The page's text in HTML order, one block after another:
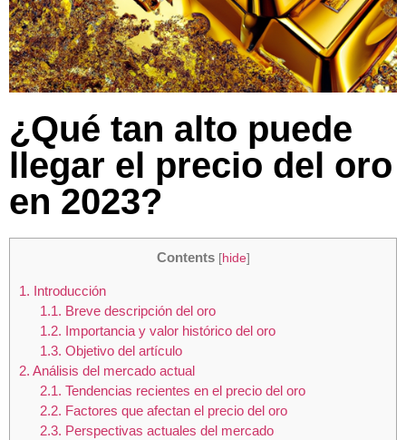
¿Qué tan alto puede
llegar el precio del oro
en 2023?
Contents [hide]
1. Introducción
1.1. Breve descripción del oro
1.2. Importancia y valor histórico del oro
1.3. Objetivo del artículo
2. Análisis del mercado actual
2.1. Tendencias recientes en el precio del oro
2.2. Factores que afectan el precio del oro
2.3. Perspectivas actuales del mercado